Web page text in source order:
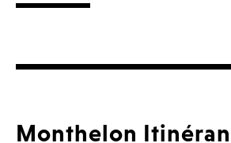
Monthelon